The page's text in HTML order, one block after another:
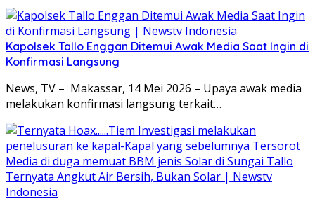
Kapolsek Tallo Enggan Ditemui Awak Media Saat Ingin di
Konfirmasi Langsung
News, TV – Makassar, 14 Mei 2026 – Upaya awak media
melakukan konfirmasi langsung terkait…